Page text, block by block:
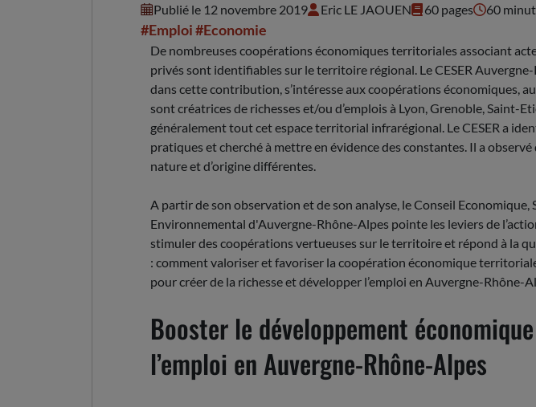
Publié le 12 novembre 2019 Eric LE JAOUEN 60 pages 60
#Emploi#Economie
De nombreuses coopérations économiques territoriales associant
privés sont identifiables sur le territoire régional. Le CESER
dans cette contribution, s’intéresse aux coopérations économiques,
sont créatrices de richesses et/ou d’emplois à Lyon, Grenoble, Saint-
généralement tout cet espace territorial infrarégional. Le CESER a
pratiques et cherché à mettre en évidence des constantes. Il a
nature et d’origine différentes.
A partir de son observation et de son analyse, le Conseil Economique,
Environnemental d'Auvergne-Rhône-Alpes pointe les leviers de
stimuler des coopérations vertueuses sur le territoire et répond à la
: comment valoriser et favoriser la coopération économique
pour créer de la richesse et développer l’emploi en Auvergne-Rhône-
Booster le développement
l’emploi en Auvergne-Rhône-Alpes